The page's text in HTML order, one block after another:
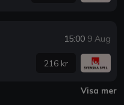
15:00 9 Aug
216 kr
Visa mer